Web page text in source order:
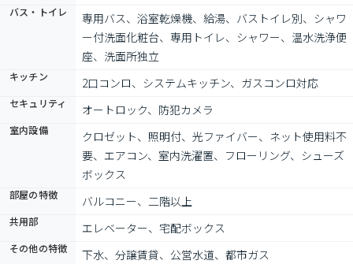
バス・トイレ
専用バス、浴室乾燥機、給湯、バストイレ別、シャワ
ー付洗面化粧台、専用トイレ、シャワー、温水洗浄便
座、洗面所独立
キッチン 2口コンロ、システムキッチン、ガスコンロ対応
セキュリティ オートロック、防犯カメラ
室内設備
クロゼット、照明付、光ファイバー、ネット使用料不
要、エアコン、室内洗濯置、フローリング、シューズ
ボックス
部屋の特徴 バルコニー、二階以上
共用部 エレベーター、宅配ボックス
その他の特徴
下水、分譲賃貸、公営水道、都市ガス